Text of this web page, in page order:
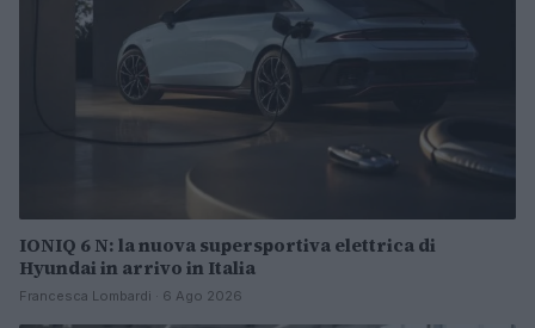
IONIQ 6 N: la nuova supersportiva elettrica di
Hyundai in arrivo in Italia
Francesca Lombardi · 6 Ago 2026